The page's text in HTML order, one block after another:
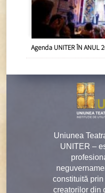
Agenda UNITER ÎN ANUL
Uniunea
UNITER –
constituită
creatorilor din